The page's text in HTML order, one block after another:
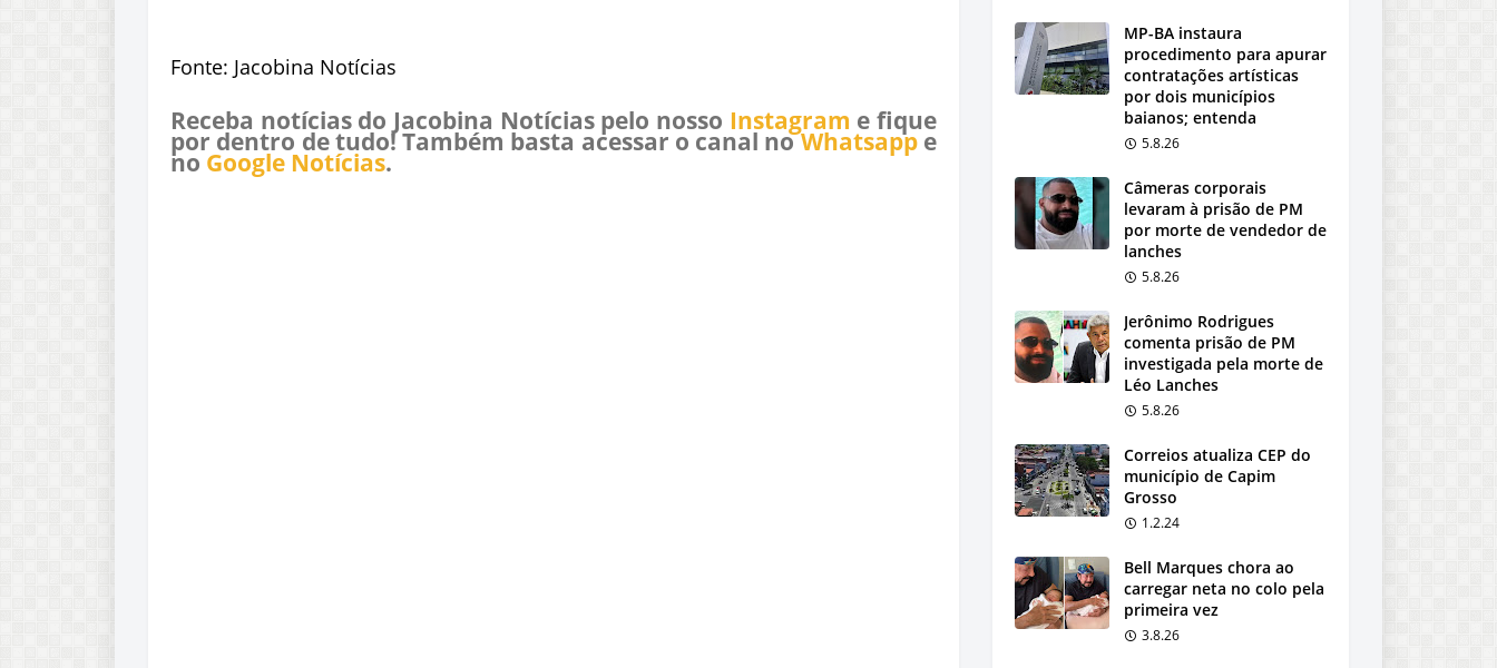
Fonte: Jacobina Notícias
Receba notícias do Jacobina Notícias pelo nosso Instagram e fique
por dentro de tudo! Também basta acessar o canal noWhatsappe
no Google Notícias.
MP-BA instaura
procedimento para apurar
contratações artísticas
por dois municípios
baianos; entenda
5.8.26
Câmeras corporais
levaram à prisão de PM
por morte de vendedor de
lanches
5.8.26
Jerônimo Rodrigues
comenta prisão de PM
investigada pela morte de
Léo Lanches
5.8.26
Correios atualiza CEP do
município de Capim
Grosso
1.2.24
Bell Marques chora ao
carregar neta no colo pela
primeira vez
3.8.26